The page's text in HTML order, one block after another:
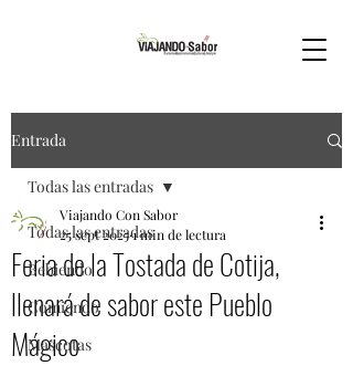
Entrada
Todas las entradas
Bebiendo
Comiendo
Mascotas
Todas las entradas
Feria de la Tostada de Cotija,
llenará de sabor este Pueblo
Mágico
Viajando Con Sabor
25 sept 20251 min de lectura